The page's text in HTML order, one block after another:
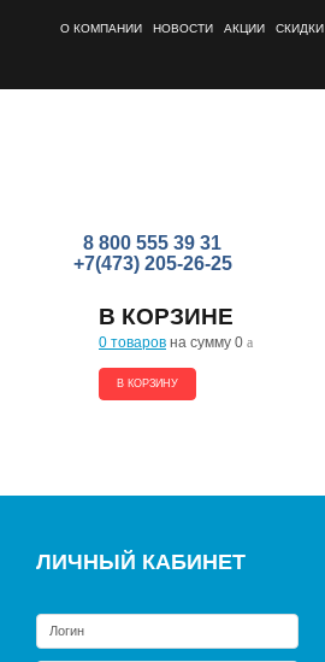
О КОМПАНИИ НОВОСТИ АКЦИИ СКИДКИ
8 800 555 39 31
+7(473) 205-26-25
В КОРЗИНЕ
0 товаров на сумму 0 a
В КОРЗИНУ
ЛИЧНЫЙ КАБИНЕТ